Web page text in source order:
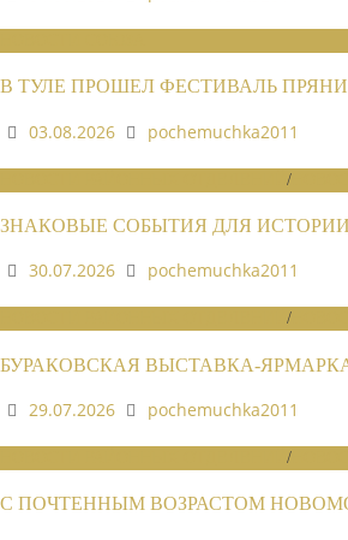
В ТУЛЕ ПРОШЕЛ ФЕСТИВАЛЬ
03.08.2026
pochemuchka2011
/
ЗНАКОВЫЕ СОБЫТИЯ ДЛЯ
30.07.2026
pochemuchka2011
/
БУРАКОВСКАЯ ВЫСТАВКА-
29.07.2026
pochemuchka2011
/
С ПОЧТЕННЫМ ВОЗРАСТОМ